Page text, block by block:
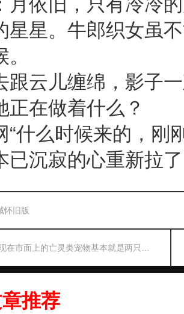
星星。牛郎织女虽
跟云儿缠绵，影子
正在做着什么？
“什么时候来的，刚
已沉寂的心重新拉
怀旧版
在市面上的亡灵类宠物基本就是两只…
推荐